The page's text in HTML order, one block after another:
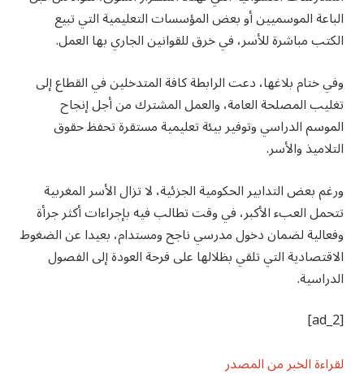
الباعة الموسميين أو بعض المؤسسات التعليمية التي تبيع
الكتب مباشرة للأسر، في خرق للقوانين الجاري بها العمل.
وفي ختام بلاغها، دعت الرابطة كافة المتدخلين في القطاع إلى
تغليب المصلحة العامة، والعمل المشترك من أجل إنجاح
الموسم الدراسي وتوفير بيئة تعليمية مستقرة تحفظ حقوق
التلاميذ والأسر.
ورغم بعض التدابير الحكومية الجزئية، لا تزال الأسر المغربية
تتحمل العبء الأكبر، في وقت تطالب فيه بإجراءات أكثر جرأة
وفعالية لضمان دخول مدرسي ناجح ومستدام، بعيدا عن الضغوط
الاقتصادية التي تلقي بظلالها على فرحة العودة إلى الفصول
الدراسية.
[ad_2]
لقراءة الخبر من المصدر